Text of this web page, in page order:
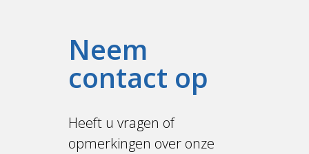
Neem
contact op
Heeft u vragen of
opmerkingen over onze